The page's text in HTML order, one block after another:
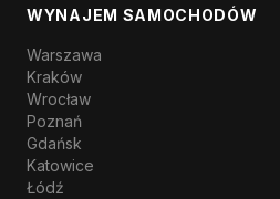
WYNAJEM SAMOCHODÓW
Warszawa
Kraków
Wrocław
Poznań
Gdańsk
Katowice
Łódź